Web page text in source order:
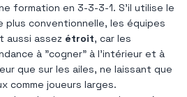
formation en 3-3-3-1. S'il utilise le
plus conventionnelle, les équipes
aussi assez étroit, car les
à "cogner" à l'intérieur et à
que sur les ailes, ne laissant que
comme joueurs larges.